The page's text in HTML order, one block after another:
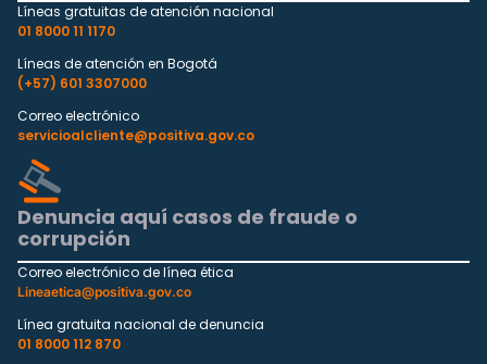
Líneas gratuitas de atención nacional
01 8000 11 1170
Líneas de atención en Bogotá
(+57) 601 3307000
Correo electrónico
servicioalcliente@positiva.gov.co
Denuncia aquí casos de fraude o
corrupción
Correo electrónico de línea ética
Lineaetica@positiva.gov.co
Línea gratuita nacional de denuncia
01 8000 112 870